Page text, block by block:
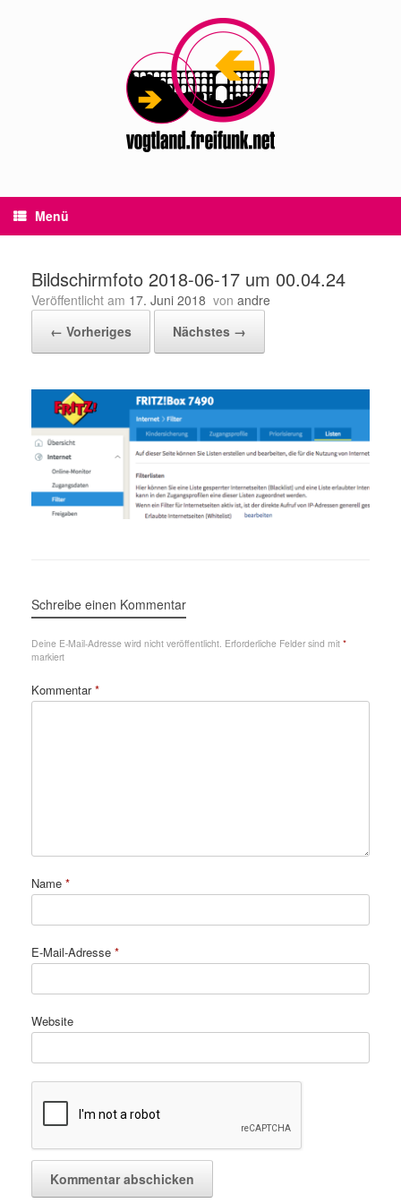
Menü
Bildschirmfoto 2018-06-17 um 00.04.24
Veröffentlicht am 17. Juni 2018 von andre
← Vorheriges
Nächstes →
Schreibe einen Kommentar
Deine E-Mail-Adresse wird nicht veröffentlicht. Erforderliche Felder sind mit *
markiert
Kommentar*
Name *
E-Mail-Adresse *
Website